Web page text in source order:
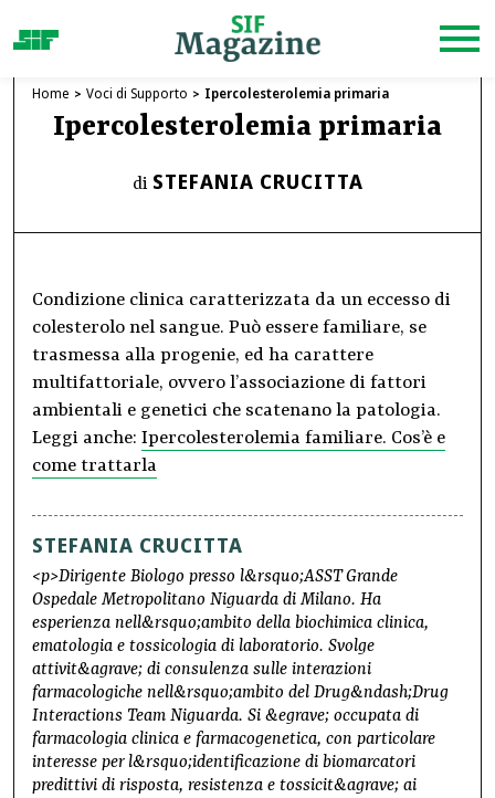
Home Voci di Supporto Ipercolesterolemia primaria
Ipercolesterolemia primaria
di STEFANIA CRUCITTA
Condizione clinica caratterizzata da un eccesso di
colesterolo nel sangue. Può essere familiare, se
trasmessa alla progenie, ed ha carattere
multifattoriale, ovvero l’associazione di fattori
ambientali e genetici che scatenano la patologia.
Leggi anche: Ipercolesterolemia familiare. Cos’è e
come trattarla
STEFANIA CRUCITTA
<p>Dirigente Biologo presso l&rsquo;ASST Grande
Ospedale Metropolitano Niguarda di Milano. Ha
esperienza nell&rsquo;ambito della biochimica clinica,
ematologia e tossicologia di laboratorio. Svolge
attivit&agrave; di consulenza sulle interazioni
farmacologiche nell&rsquo;ambito del Drug&ndash;Drug
Interactions Team Niguarda. Si &egrave; occupata di
farmacologia clinica e farmacogenetica, con particolare
interesse per l&rsquo;identificazione di biomarcatori
predittivi di risposta, resistenza e tossicit&agrave; ai